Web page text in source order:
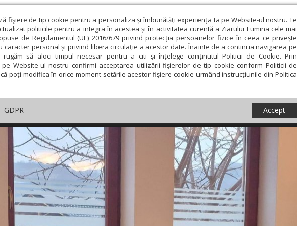
fişiere de tip cookie pentru a personaliza și îmbunătăți experiența ta pe Website-ul nostru. Te
politicile pentru a integra în acestea și în activitatea curentă a Ziarului Lumina cele mai
de Regulamentul (UE) 2016/679 privind protecția persoanelor fizice în ceea ce privește
caracter personal și privind libera circulație a acestor date. Înainte de a continua navigarea pe
rugăm să aloci timpul necesar pentru a citi și înțelege conținutul Politicii de Cookie. Prin
Website-ul nostru confirmi acceptarea utilizării fişierelor de tip cookie conform Politicii de
poți modifica în orice moment setările acestor fişiere cookie urmând instrucțiunile din Politica
GDPR Accept